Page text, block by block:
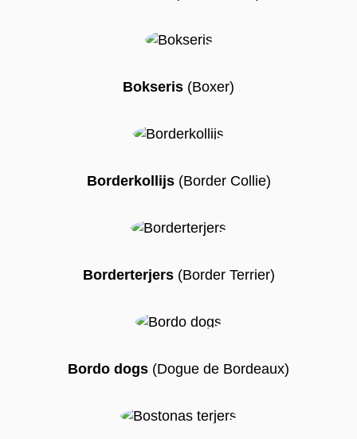
Bokseris (Boxer)
Borderkollijs(Border Collie)
Borderterjers(Border Terrier)
Bordo dogs (Dogue de Bordeaux)